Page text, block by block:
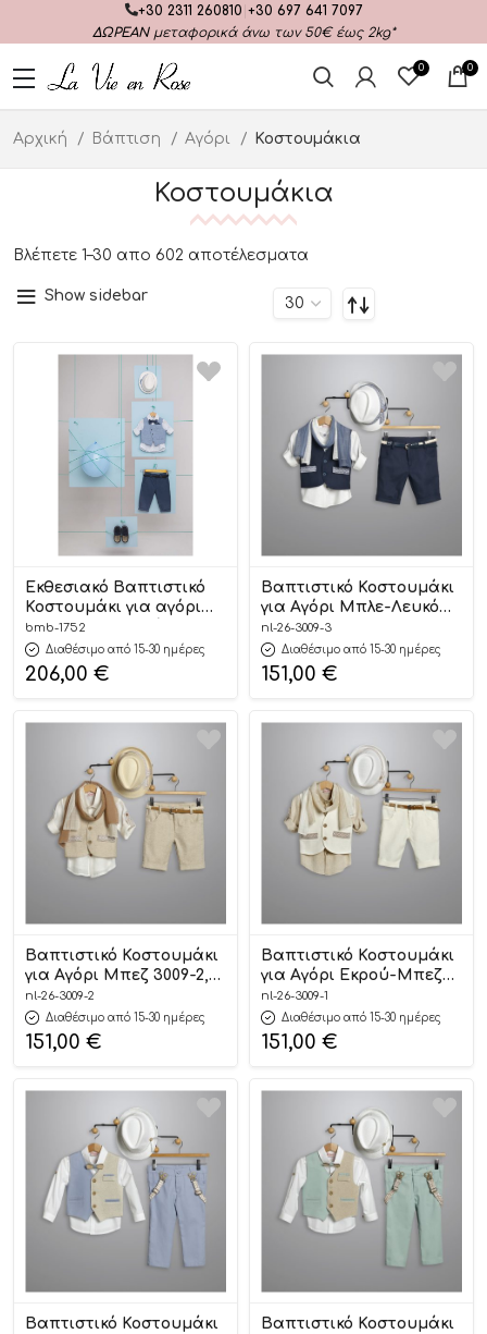
+30 2311 260810 +30 697 641 7097
ΔΩΡΕΑΝμεταφορικά άνω των 50€ έως 2kg*
0 0
Αρχική Βάπτιση Αγόρι Κοστουμάκια
Κοστουμάκια
Βλέπετε 1–30 απο 602 αποτέλεσματα
Show sidebar
Εκθεσιακό Βαπτιστικό
Κοστουμάκι για αγόρι
Savvas Μπλε-Σιέλ 1752,
Bambolino
bmb-1752
Διαθέσιμο από 15-30 ημέρες
206,00 €
Βαπτιστικό Κοστουμάκι
για Αγόρι Μπλε-Λευκό
3009-3, New Life
nl-26-3009-3
Διαθέσιμο από 15-30 ημέρες
151,00 €
Βαπτιστικό Κοστουμάκι
για Αγόρι Μπεζ 3009-2,
New Life
nl-26-3009-2
Διαθέσιμο από 15-30 ημέρες
151,00 €
Βαπτιστικό Κοστουμάκι
για Αγόρι Εκρού-Μπεζ
3009-1, New Life
nl-26-3009-1
Διαθέσιμο από 15-30 ημέρες
151,00 €
Βαπτιστικό Κοστουμάκι
Βαπτιστικό Κοστουμάκι